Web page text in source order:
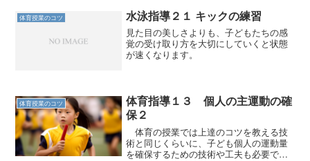
体育授業のコツ 水泳指導２１ キックの練習
見た目の美しさよりも、子どもたちの感
覚の受け取り方を大切にしていくと状態
が速くなります。
体育授業のコツ
体育指導１３ 個人の主運動の確
保２
体育の授業では上達のコツを教える技
術と同じくらいに、子ども個人の運動量
を確保するための技術や工夫も必要で